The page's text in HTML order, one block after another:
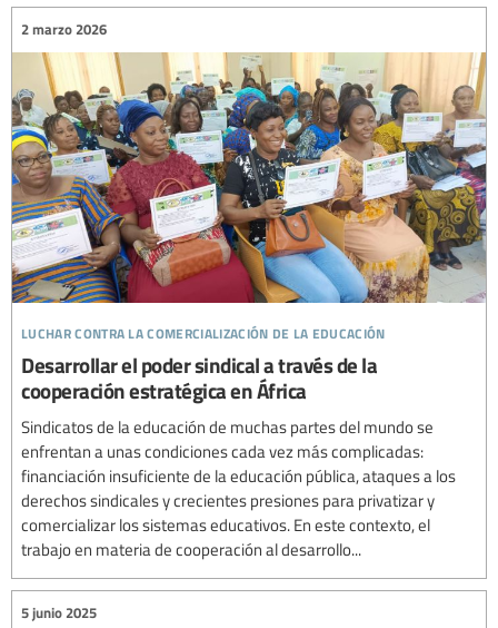
luchar contra la comercialización de la educación
2 marzo 2026
Desarrollar el poder sindical a través de la
cooperación estratégica en África
Sindicatos de la educación de muchas partes del mundo se
enfrentan a unas condiciones cada vez más complicadas:
financiación insuficiente de la educación pública, ataques a los
derechos sindicales y crecientes presiones para privatizar y
comercializar los sistemas educativos. En este contexto, el
trabajo en materia de cooperación al desarrollo...
5 junio 2025